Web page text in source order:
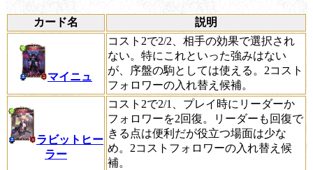
カード名 説明
マイニュ
コスト2で2/2、相手の効果で選択され
ない。特にこれといった強みはない
が、序盤の駒としては使える。2コスト
フォロワーの入れ替え候補。
ラビットヒー
ラー
コスト2で2/1、プレイ時にリーダーか
フォロワーを2回復。リーダーも回復で
きる点は便利だが役立つ場面は少な
め。2コストフォロワーの入れ替え候
補。